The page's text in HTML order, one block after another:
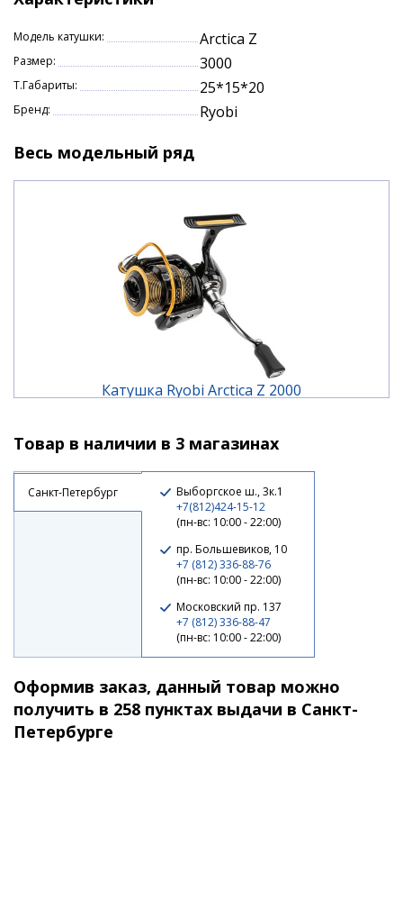
0.37 мм - 120 м
Кол-во подшипников - 5+1
Gear Ratio - 5.0 : 1 (передаточное число)
Основная шпуля - металл
Запасная шпуля - нет
Модель катушки: Arctica Z
Размер: 3000
Т.Габариты: 25*15*20
Бренд: Ryobi
Весь модельный ряд
Катушка Ryobi Arctica Z 2000
9 960 ₽
Катушка Ryobi Arctica Z 3000
Товар в наличии в 3 магазинах
Санкт-Петербург
Выборгское ш., 3к.1
+7(812)424-15-12
(пн-вс: 10:00 - 22:00)
пр. Большевиков, 10
+7 (812) 336-88-76
(пн-вс: 10:00 - 22:00)
Московский пр. 137
+7 (812) 336-88-47
(пн-вс: 10:00 - 22:00)
Оформив заказ, данный товар можно
получить в 258 пунктах выдачи в Санкт-
Петербурге